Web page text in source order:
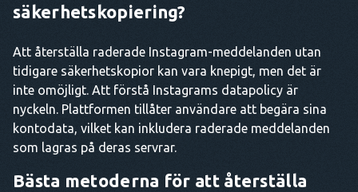
säkerhetskopiering?
Att återställa raderade Instagram-meddelanden utan
tidigare säkerhetskopior kan vara knepigt, men det är
inte omöjligt. Att förstå Instagrams datapolicy är
nyckeln. Plattformen tillåter användare att begära sina
kontodata, vilket kan inkludera raderade meddelanden
som lagras på deras servrar.
Bästa metoderna för att återställa